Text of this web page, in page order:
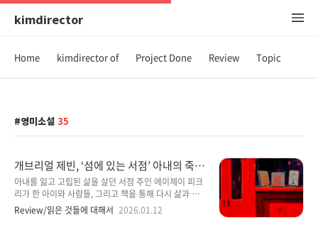
kimdirector
Home kimdirector of Project Done Review Topic
영미소설 35
개브리얼 제빈, ‘섬에 있는 서점’ 아내의 죽음
으로 닫혀 있던 까칠한 서점 주인이 책과 사
랑을 통해 다시 삶과 사람과의 관계의 의미를
회복해 가는 따뜻한 이야기가 있는 소설
아내를 잃고 고립된 삶을 살던 서점 주인 에이제이 피크
리가 한 아이와 사람들, 그리고 책을 통해 다시 삶과 관
계의 의미를 회복해 가는 과정을 그린 작품이다. 외딴섬
의 작은 서점을 배경으로, 상실과 고독 속에서도 인간은
Review/읽은 것들에 대해서 2026.01.12